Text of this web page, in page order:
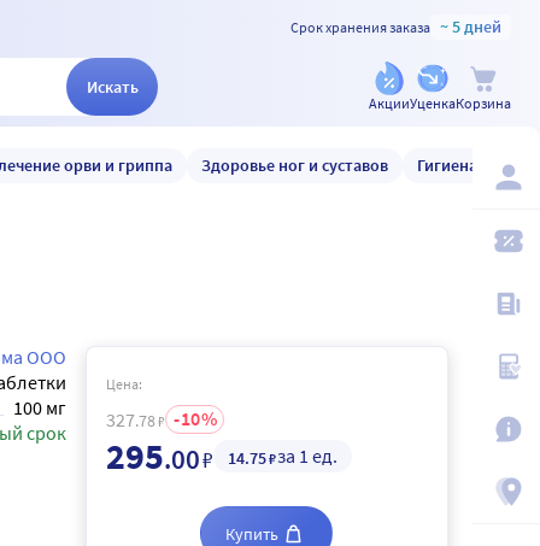
Срок хранения заказа ~ 5 дней
Искать
АкцииУценкаКорзина
орви и гриппа Здоровье ног и суставов Гигиена и уход
ООО
100 мг
срок
Цена:
327.78₽ 10
295.00₽ 14.75₽за 1 ед.
Купить